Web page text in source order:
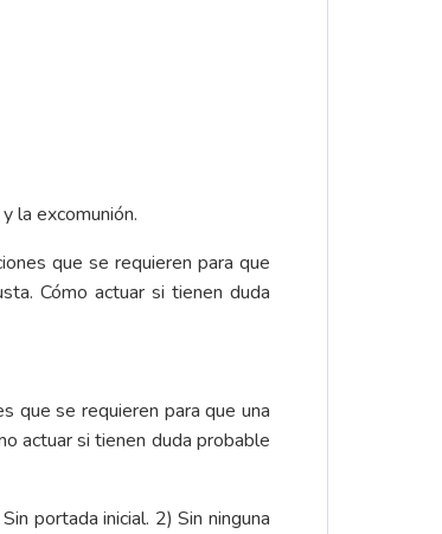
la excomunión.
que se requieren para que una
actuar si tienen duda probable
portada inicial. 2) Sin ninguna